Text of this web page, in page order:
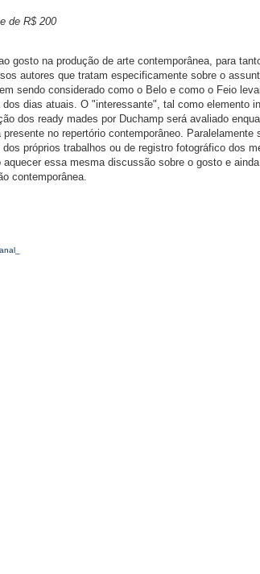
de R$ 200
gosto na produção de arte contemporânea, para
autores que tratam especificamente sobre o
sendo considerado como o Belo e como o Feio
dias atuais. O "interessante", tal como elemento
dos ready mades por Duchamp será avaliado
no repertório contemporâneo. Paralelamente
próprios trabalhos ou de registro fotográfico dos
essa mesma discussão sobre o gosto e
contemporânea.